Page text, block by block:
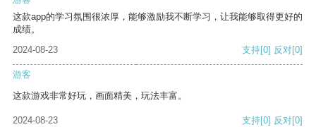
这款app的学习氛围很浓厚，能够激励我不断学习，让我能够取得更好的
成绩。
2024-08-23
支持[0] 反对[0]
游客
这款游戏非常好玩，画面精美，玩法丰富。
2024-08-23 支持[0] 反对[0]